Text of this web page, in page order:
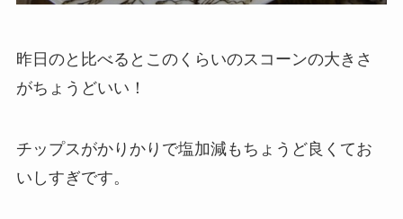
昨日のと比べるとこのくらいのスコーンの大きさ
がちょうどいい！
チップスがかりかりで塩加減もちょうど良くてお
いしすぎです。